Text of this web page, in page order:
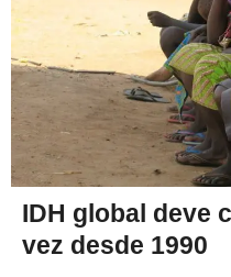
IDH global deve
vez desde 1990